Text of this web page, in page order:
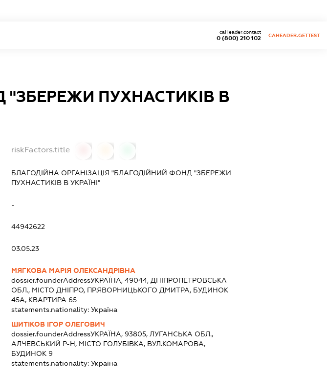
0 (800) 210 102
caHeader.contact
CAHEADER.GETTEST
ПУХНАСТИКІВ В
riskFactors.title
БЛАГОДІЙНА ОРГАНІЗАЦІЯ "БЛАГОДІЙНИЙ ФОНД "ЗБЕРЕЖИ
ПУХНАСТИКІВ В УКРАЇНІ"
-
44942622
03.05.23
МЯГКОВА МАРІЯ ОЛЕКСАНДРІВНА
dossier.founderAddressУКРАЇНА, 49044, ДНІПРОПЕТРОВСЬКА
ОБЛ., МІСТО ДНІПРО, ПР.ЯВОРНИЦЬКОГО ДМИТРА, БУДИНОК
45А, КВАРТИРА 65
statements.nationality:Україна
ШИТІКОВ ІГОР ОЛЕГОВИЧ
dossier.founderAddressУКРАЇНА, 93805, ЛУГАНСЬКА ОБЛ.,
АЛЧЕВСЬКИЙ Р-Н, МІСТО ГОЛУБІВКА, ВУЛ.КОМАРОВА,
БУДИНОК 9
statements.nationality:Україна